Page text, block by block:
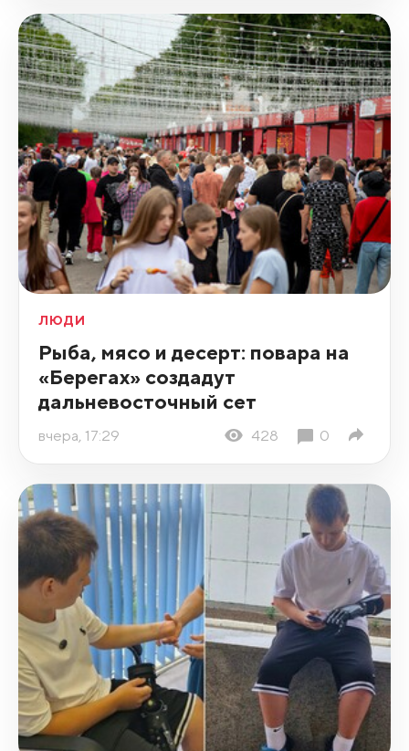
ЛЮДИ
Рыба, мясо и десерт: повара на
«Берегах» создадут
дальневосточный сет
вчера, 17:29 428 0